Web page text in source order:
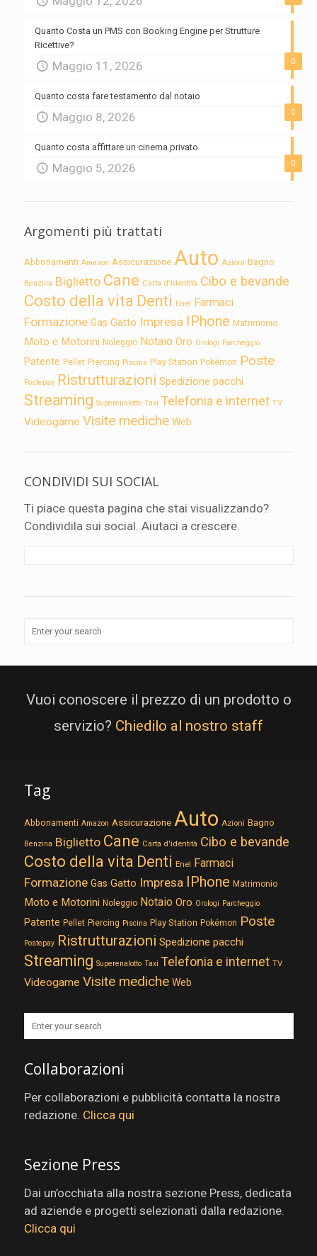
0
Quanto Costa un PMS con Booking Engine per Strutture
Ricettive?
Maggio 11, 2026
0
Quanto costa fare testamento dal notaio
Maggio 8, 2026
0
Quanto costa affittare un cinema privato
Maggio 5, 2026
Argomenti più trattati
Abbonamenti Amazon Assicurazione Auto Azioni Bagno
Benzina Biglietto Cane Carta d'identità Cibo e bevande
Costo della vita Denti Enel Farmaci
Formazione Gas Gatto Impresa IPhone Matrimonio
Moto e Motorini Noleggio Notaio Oro Orologi Parcheggio
Patente Pellet Piercing Piscina Play Station Pokémon Poste
Postepay Ristrutturazioni Spedizione pacchi
Streaming Superenalotto Taxi Telefonia e internet TV
Videogame Visite mediche Web
CONDIVIDI SUI SOCIAL
Ti piace questa pagina che stai visualizzando?
Condividila sui social. Aiutaci a crescere.
Vuoi conoscere il prezzo di un prodotto o
servizio? Chiedilo al nostro staff
Tag
Abbonamenti Amazon Assicurazione Auto Azioni Bagno
Benzina Biglietto Cane Carta d'identità Cibo e bevande
Costo della vita Denti Enel Farmaci
Formazione Gas Gatto Impresa IPhone Matrimonio
Moto e Motorini Noleggio Notaio Oro Orologi Parcheggio
Patente Pellet Piercing Piscina Play Station Pokémon Poste
Postepay Ristrutturazioni Spedizione pacchi
Streaming Superenalotto Taxi Telefonia e internet TV
Videogame Visite mediche Web
Collaborazioni
Per collaborazioni e pubblicità contatta la nostra
redazione. Clicca qui
Sezione Press
Dai un’occhiata alla nostra sezione Press, dedicata
ad aziende e progetti selezionati dalla redazione.
Clicca qui